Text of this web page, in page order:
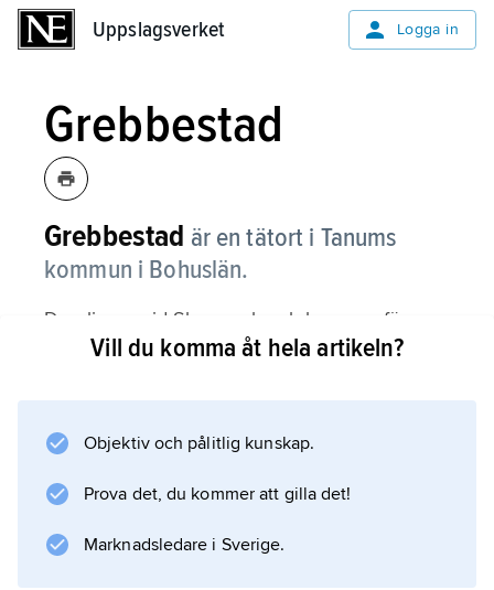
Uppslagsverket Logga in
Grebbestad
Grebbestad är en tätort i Tanums
kommun i Bohuslän.
Den ligger vid Skagerrak och har ungefär
1 900 invånare. De flesta arbetar med turism
av de många restaurangerna. Fiskefartyg från
havskräftor i Grebbestad. Det finns också en
Vill du komma åt hela artikeln?
Objektiv och pålitlig kunskap.
Prova det, du kommer att gilla det!
Marknadsledare i Sverige.